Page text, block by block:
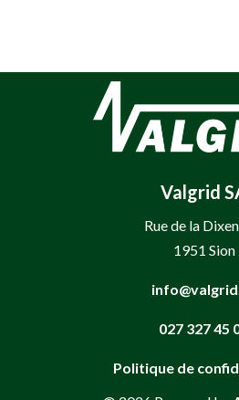
Valgrid
Rue de la
1951 Sion
027 327 45
Politique de